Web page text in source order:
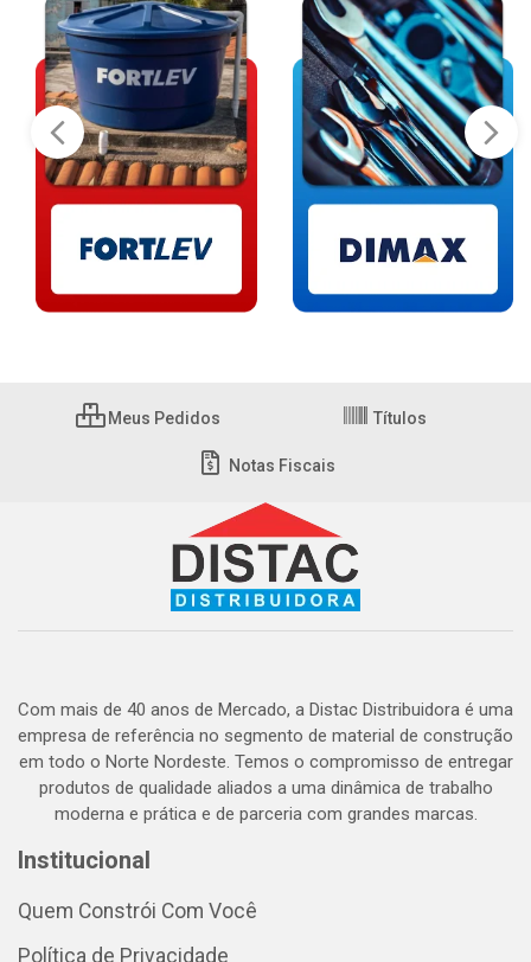
Meus Pedidos Títulos
Notas Fiscais
Com mais de 40 anos de Mercado, a Distac Distribuidora é uma
empresa de referência no segmento de material de construção
em todo o Norte Nordeste. Temos o compromisso de entregar
produtos de qualidade aliados a uma dinâmica de trabalho
moderna e prática e de parceria com grandes marcas.
Institucional
Quem Constrói Com Você
Política de Privacidade